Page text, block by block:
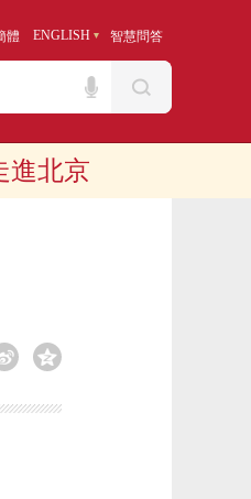
體 ENGLISH 智慧問答
進北京